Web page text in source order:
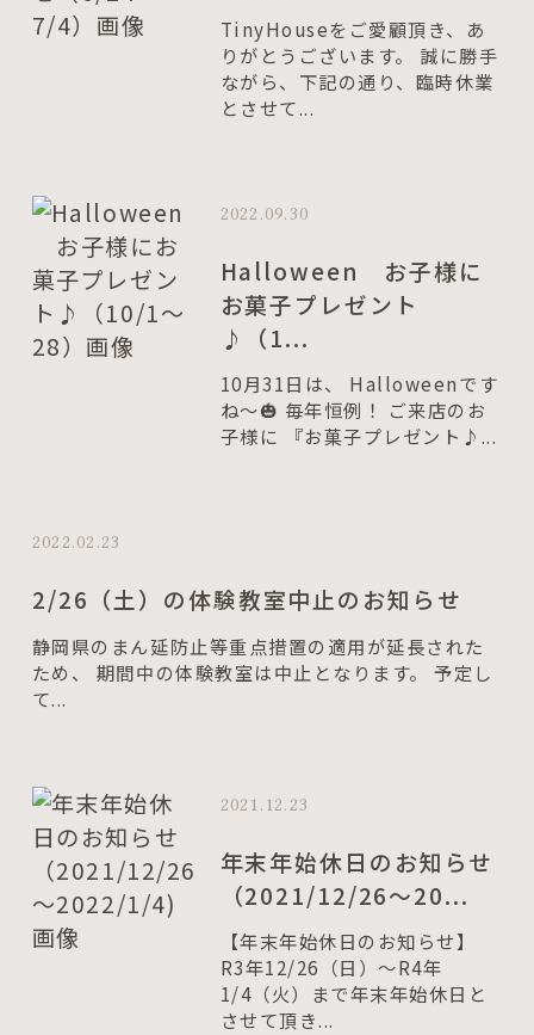
TinyHouseをご愛顧頂き、あ
りがとうございます。 誠に勝手
ながら、下記の通り、臨時休業
とさせて...
2022.09.30
Halloween お子様に
お菓子プレゼント
♪（1...
10月31日は、 Halloweenです
ね～🎃 毎年恒例！ ご来店のお
子様に 『お菓子プレゼント♪...
2022.02.23
2/26（土）の体験教室中止のお知らせ
静岡県のまん延防止等重点措置の適用が延長された
ため、 期間中の体験教室は中止となります。 予定し
て...
2021.12.23
年末年始休日のお知らせ
（2021/12/26～20...
【年末年始休日のお知らせ】
R3年12/26（日）～R4年
1/4（火）まで年末年始休日と
させて頂き...